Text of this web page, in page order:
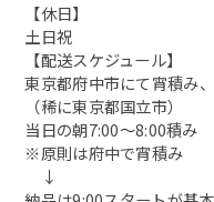
【休日】
土日祝
【配送スケジュール】
東京都府中市にて宵積み、
（稀に東京都国立市）
当日の朝7:00〜8:00積み
※原則は府中で宵積み
↓